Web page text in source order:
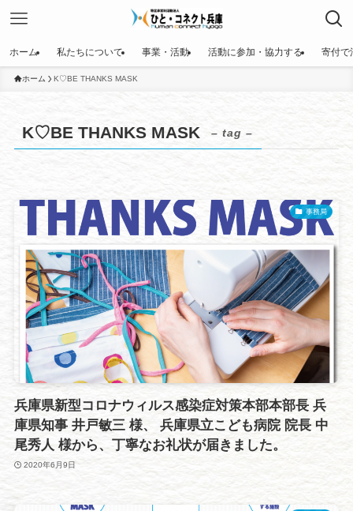
ホーム 私たちについて 事業・活動 活動に参加・協力する 寄付で
ホーム K♡BE THANKS MASK
K♡BE THANKS MASK – tag –
事務局
兵庫県新型コロナウィルス感染症対策本部本部長 兵
庫県知事 井戸敏三 様、 兵庫県立こども病院 院長 中
尾秀人 様から、丁寧なお礼状が届きました。
2020年6月9日